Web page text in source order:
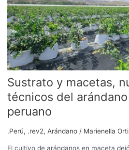
Sustrato y macetas,
técnicos del
peruano
.Perú, .rev2, Arándano / Marienella
El cultivo de arándanos en maceta
técnicos
del
arándano
en
el
desierto
peruano